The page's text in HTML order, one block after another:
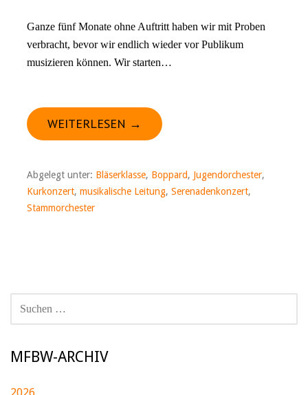
Ganze fünf Monate ohne Auftritt haben wir mit Proben
verbracht, bevor wir endlich wieder vor Publikum
musizieren können. Wir starten…
WEITERLESEN →
Abgelegt unter: Bläserklasse, Boppard, Jugendorchester,
Kurkonzert, musikalische Leitung, Serenadenkonzert,
Stammorchester
NACH:
MFBW-ARCHIV